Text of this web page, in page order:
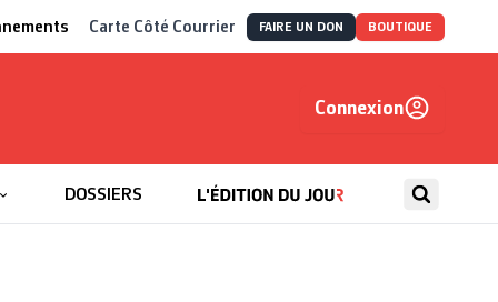
Carte Côté Courrier FAIRE UN DON BOUTIQUE
Connexion
DOSSIERS